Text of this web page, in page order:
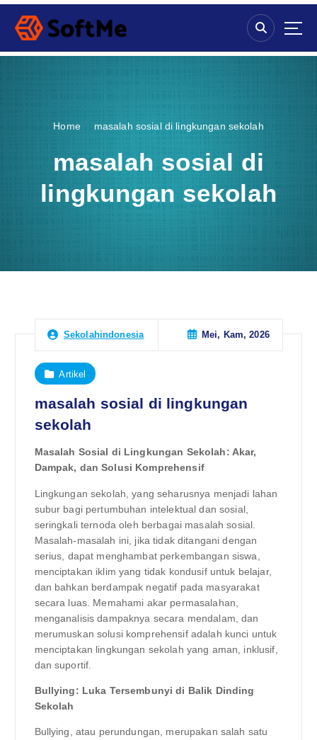
S
p
Home masalah sosial di lingkungan sekolah
masalah sosial di
lingkungan sekolah
Sekolahindonesia Mei, Kam, 2026
Artikel
masalah sosial di lingkungan
sekolah
Masalah Sosial di Lingkungan Sekolah: Akar,
Dampak, dan Solusi Komprehensif
Lingkungan sekolah, yang seharusnya menjadi lahan
subur bagi pertumbuhan intelektual dan sosial,
seringkali ternoda oleh berbagai masalah sosial.
Masalah-masalah ini, jika tidak ditangani dengan
serius, dapat menghambat perkembangan siswa,
menciptakan iklim yang tidak kondusif untuk belajar,
dan bahkan berdampak negatif pada masyarakat
secara luas. Memahami akar permasalahan,
menganalisis dampaknya secara mendalam, dan
merumuskan solusi komprehensif adalah kunci untuk
menciptakan lingkungan sekolah yang aman, inklusif,
dan suportif.
Bullying: Luka Tersembunyi di Balik Dinding
Sekolah
Bullying, atau perundungan, merupakan salah satu